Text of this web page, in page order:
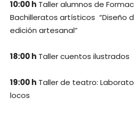
10:00 h Taller alumnos de
Bachilleratos artísticos “Diseño
edición artesanal”
18:00 h Taller cuentos ilustrados
19:00 h Taller de teatro:
locos